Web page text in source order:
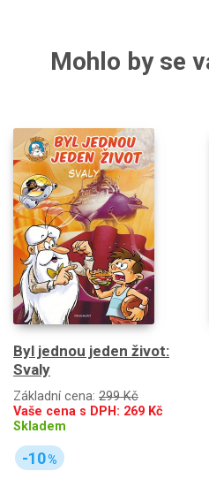
Mohlo by se
Byl jednou jeden život:
Svaly
Základní cena: 299 Kč
Vaše cena s DPH: 269 Kč
Skladem
-10%